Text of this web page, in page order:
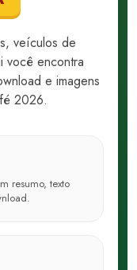
veículos de
você encontra
e imagens
2026.
resumo, texto